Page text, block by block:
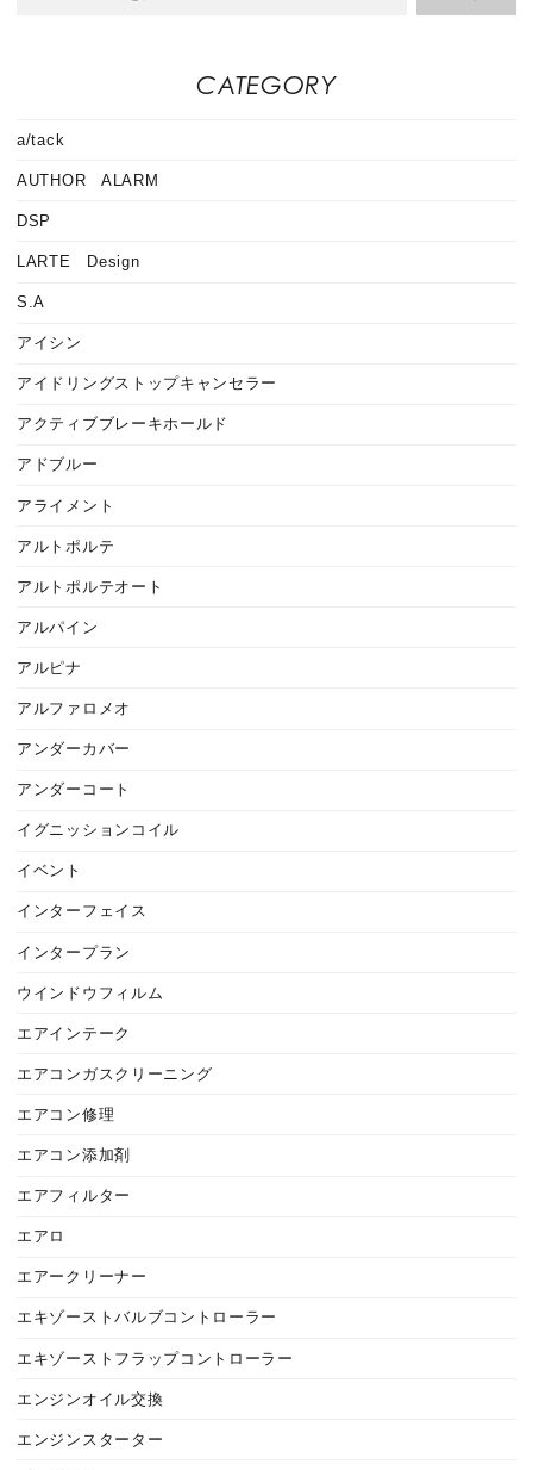
CATEGORY
a/tack
AUTHOR ALARM
DSP
LARTE Design
S.A
アイシン
アイドリングストップキャンセラー
アクティブブレーキホールド
アドブルー
アライメント
アルトポルテ
アルトポルテオート
アルパイン
アルピナ
アルファロメオ
アンダーカバー
アンダーコート
イグニッションコイル
イベント
インターフェイス
インタープラン
ウインドウフィルム
エアインテーク
エアコンガスクリーニング
エアコン修理
エアコン添加剤
エアフィルター
エアロ
エアークリーナー
エキゾーストバルブコントローラー
エキゾーストフラップコントローラー
エンジンオイル交換
エンジンスターター